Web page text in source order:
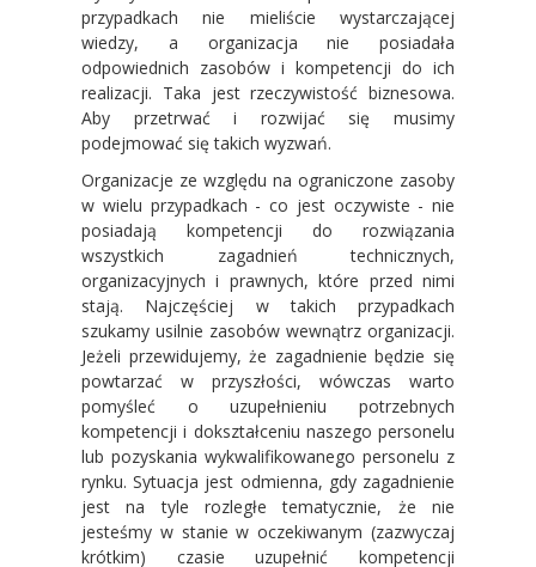
przypadkach nie mieliście wystarczającej
wiedzy, a organizacja nie posiadała
odpowiednich zasobów i kompetencji do ich
realizacji. Taka jest rzeczywistość biznesowa.
Aby przetrwać i rozwijać się musimy
podejmować się takich wyzwań.
Organizacje ze względu na ograniczone zasoby
w wielu przypadkach - co jest oczywiste - nie
posiadają kompetencji do rozwiązania
wszystkich zagadnień technicznych,
organizacyjnych i prawnych, które przed nimi
stają. Najczęściej w takich przypadkach
szukamy usilnie zasobów wewnątrz organizacji.
Jeżeli przewidujemy, że zagadnienie będzie się
powtarzać w przyszłości, wówczas warto
pomyśleć o uzupełnieniu potrzebnych
kompetencji i dokształceniu naszego personelu
lub pozyskania wykwalifikowanego personelu z
rynku. Sytuacja jest odmienna, gdy zagadnienie
jest na tyle rozległe tematycznie, że nie
jesteśmy w stanie w oczekiwanym (zazwyczaj
krótkim) czasie uzupełnić kompetencji